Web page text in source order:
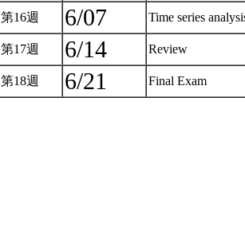
第16週 6/07 Time series
第17週 6/14 Review
第18週 6/21 Final Exam